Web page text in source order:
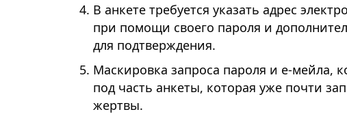
В анкете требуется указать адрес
при помощи своего пароля и
для подтверждения.
Маскировка запроса пароля и е-мейла,
под часть анкеты, которая уже почти
жертвы.